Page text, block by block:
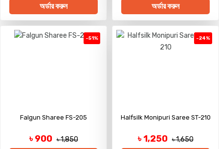
অর্ডার করুন অর্ডার করুন
-51%
Falgun Sharee FS-205
৳ 900 ৳ 1,850
-24%
Halfsilk Monipuri Saree ST-210
৳ 1,250 ৳ 1,650